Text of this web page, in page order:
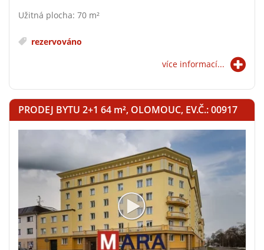
Užitná plocha: 70 m²
rezervováno
více informací...
PRODEJ BYTU 2+1 64 m², OLOMOUC, EV.Č.: 00917